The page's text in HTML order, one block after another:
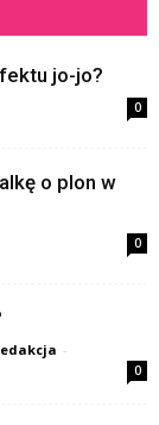
jo-jo?
0
o plon w
0
-
0